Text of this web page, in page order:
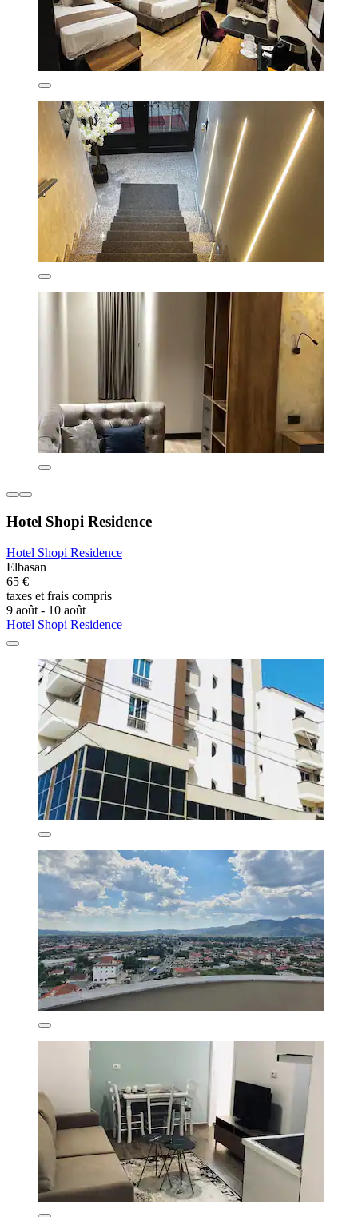
Hotel Shopi Residence
Hotel Shopi Residence
Elbasan
65 €
taxes et frais compris
9 août - 10 août
Hotel Shopi Residence